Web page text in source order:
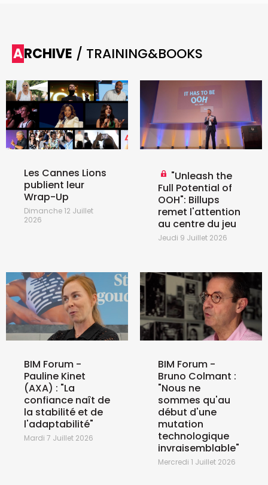
ARCHIVE / TRAINING&BOOKS
Les Cannes Lions
publient leur
Wrap-Up
Dimanche 12 Juillet
2026
"Unleash the
Full Potential of
OOH": Billups
remet l'attention
au centre du jeu
Jeudi 9 Juillet 2026
BIM Forum -
Pauline Kinet
(AXA) : "La
confiance naît de
la stabilité et de
l'adaptabilité"
Mardi 7 Juillet 2026
BIM Forum -
Bruno Colmant :
"Nous ne
sommes qu'au
début d'une
mutation
technologique
invraisemblable"
Mercredi 1 Juillet 2026